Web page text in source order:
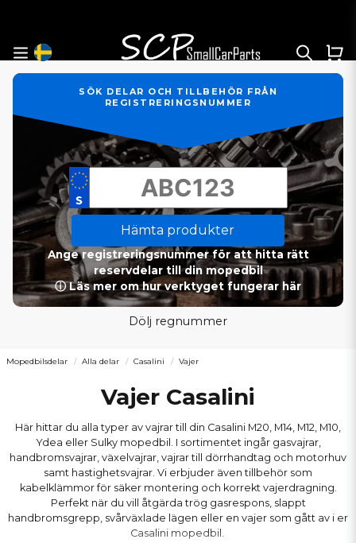
SÖK DELAR OCH TILLBEHÖR FRÅN
REGISTRERINGSNUMMER
Hämta produkter
Ange registreringsnummer för att hitta rätt
reservdelar till din mopedbil
ⓘ Läs mer om hur verktyget fungerar här
Dölj regnummer
Mopedbilsdelar Alla delar Casalini Vajer
Vajer Casalini
Här hittar du alla typer av vajrar till din Casalini M20, M14, M12, M10,
Ydea eller Sulky mopedbil. I sortimentet ingår gasvajrar,
handbromsvajrar, växelvajrar, vajrar till dörrhandtag och motorhuv
samt hastighetsvajrar. Vi erbjuder även tillbehör som
kabelklämmor för säker montering och korrekt vajerdragning.
Perfekt när du vill åtgärda trög gasrespons, slappt
handbromsgrepp, svårväxlade lägen eller en vajer som gått av i er
Casalini mopedbil.